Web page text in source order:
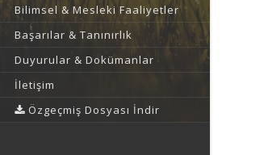
Bilimsel & Mesleki Faaliyetler
Başarılar & Tanınırlık
Duyurular & Dokümanlar
İletişim
Özgeçmiş Dosyası İndir